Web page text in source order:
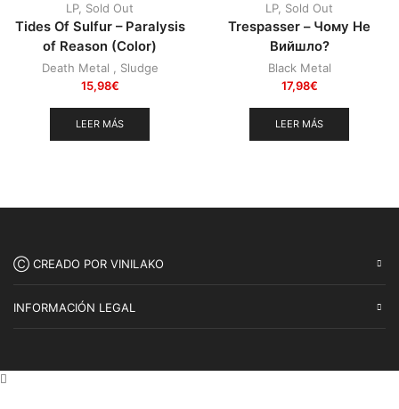
LP, Sold Out
Tides Of Sulfur – Paralysis
of Reason (Color)
Death Metal
Sludge
15,98€
LEER MÁS
LP, Sold Out
Trespasser – Чому Не
Вийшло?
Black Metal
17,98€
LEER MÁS
Ⓒ CREADO POR VINILAKO
INFORMACIÓN LEGAL